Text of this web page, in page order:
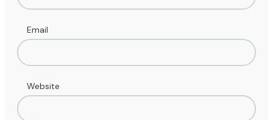
Email
Website